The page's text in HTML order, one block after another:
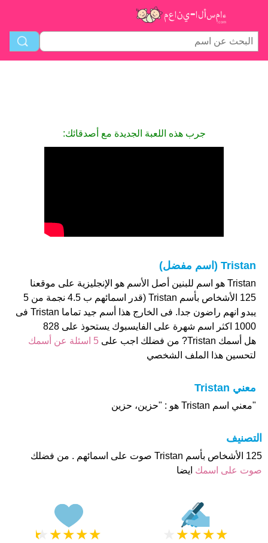
جرب هذه اللعبة الجديدة مع أصدقائك:
Tristan (اسم مفضل)
Tristan هو اسم للبنين أصل الأسم هو الإنجليزية على موقعنا
125 الأشخاص بأسم Tristan (قدر اسمائهم ب 4.5 نجمة من 5
يبدو انهم راضون جدا. فى الخارج هذا أسم جيد تماما Tristan فى
1000 اكثر اسم شهرة على الفايسبوك يستحوذ على 828
هل أسمك Tristan? من فضلك اجب على
5 اسئلة عن أسمك
لتحسين هذا الملف الشخصي
معني Tristan
"معني اسم Tristan هو : "حزين، حزين
التصنيف
125 الأشخاص بأسم Tristan صوت على اسمائهم . من فضلك
صوت على اسمك ايضا
★
★
★
★
★ ★
★
★
★